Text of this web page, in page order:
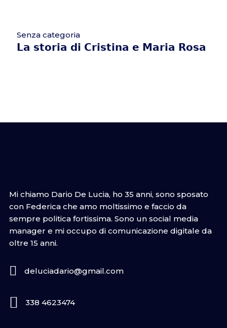
Senza categoria
𝗟𝗮 𝘀𝘁𝗼𝗿𝗶𝗮 𝗱𝗶 𝗖𝗿𝗶𝘀𝘁𝗶𝗻𝗮 𝗲 𝗠𝗮𝗿𝗶𝗮 𝗥𝗼𝘀𝗮
Mi chiamo Dario De Lucia, ho 35 anni, sono sposato
con Federica che amo moltissimo e faccio da
sempre politica fortissima. Sono un social media
manager e mi occupo di comunicazione digitale da
oltre 15 anni.
deluciadario@gmail.com
338 4623474